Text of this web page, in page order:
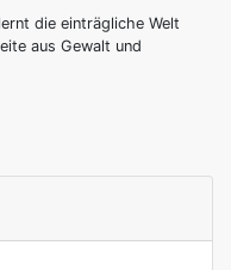
die einträgliche Welt
aus Gewalt und